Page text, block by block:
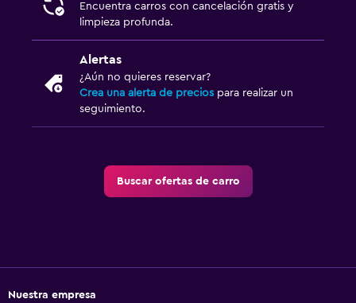
Encuentra carros con cancelación gratis y
limpieza profunda.
Alertas
¿Aún no quieres reservar?
Crea una alerta de precios para realizar un
seguimiento.
Buscar ofertas de carro
Nuestra empresa